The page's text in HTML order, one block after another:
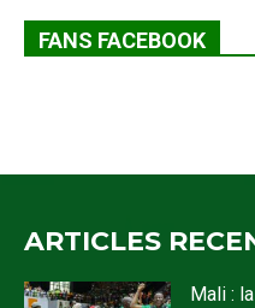
FANS FACEBOOK
ARTICLES
Mali :